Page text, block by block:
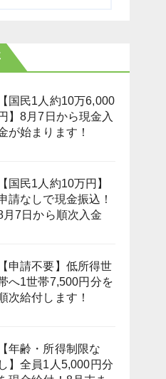
【国民1人約10万6,000
】8月7日から現金入
が始まります！
【国民1人約10万円】
請なしで現金振込！
月7日から順次入金
【申請不要】低所得世
へ1世帯7,500円分を
次給付します！
【年齢・所得制限な
し】全員1人5,000円分